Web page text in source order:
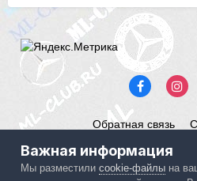
Обратная связь
Powered by Invision
Важная информация
Мы разместилиcookie-файлы на